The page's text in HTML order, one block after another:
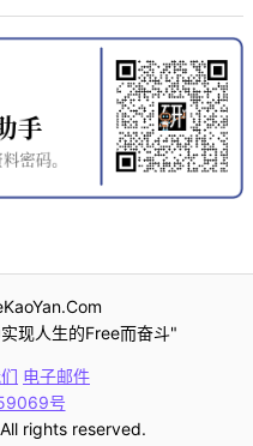
现人生的Free而奋斗"
电子邮件
号
rights reserved.